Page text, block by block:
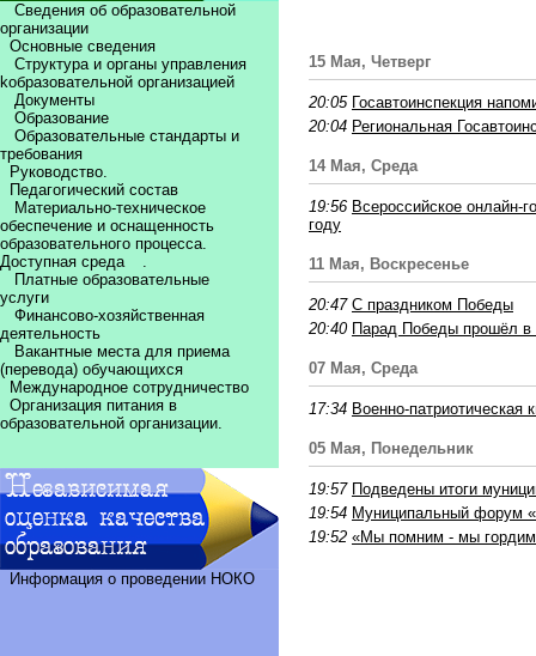
Сведения об образовательной
организации
Основные сведения
Структура и органы управления
kобразовательной организацией
Документы
Образование
Образовательные стандарты и
требования
Руководство.
Педагогический состав
Материально-техническое
обеспечение и оснащенность
образовательного процесса.
Доступная среда
.
Платные образовательные
услуги
Финансово-хозяйственная
деятельность
Вакантные места для приема
(перевода) обучающихся
Международное сотрудничество
Организация питания в
образовательной организации.
Информация о проведении НОКО
15 Мая, Четверг
20:05 Госавтоинспекция
20:04 Региональная
14 Мая, Среда
19:56 Всероссийское онлайн-
году
11 Мая, Воскресенье
20:47 С праздником Победы
20:40 Парад Победы прошёл
07 Мая, Среда
17:34 Военно-патриотическая
05 Мая, Понедельник
19:57 Подведены итоги
19:54 Муниципальный форум
19:52 «Мы помним - мы